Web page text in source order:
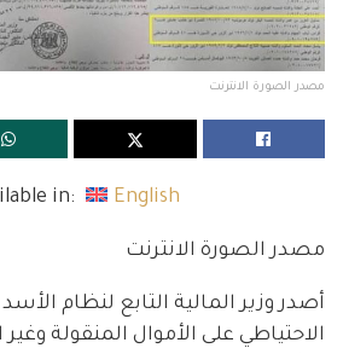
مصدر الصورة الانترنت
in: English
مصدر الصورة الانترنت
أصدر وزير المالية التابع لنظام
الاحتياطي على الأموال المنقولة